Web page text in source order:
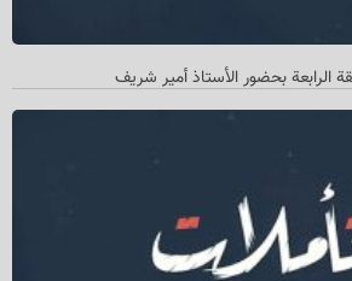
الرابعة بحضور الأستاذ أمیر شريف